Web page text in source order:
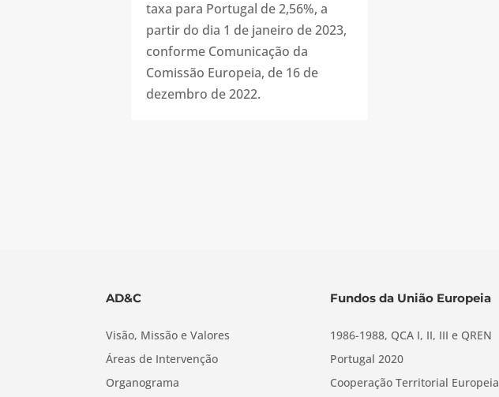
taxa para Portugal de 2,56%, a
partir do dia 1 de janeiro de 2023,
conforme Comunicação da
Comissão Europeia, de 16 de
dezembro de 2022.
AD&C
Visão, Missão e Valores
Áreas de Intervenção
Organograma
Fundos da União Europeia
1986-1988, QCA I, II, III e QREN
Portugal 2020
Cooperação Territorial Europeia